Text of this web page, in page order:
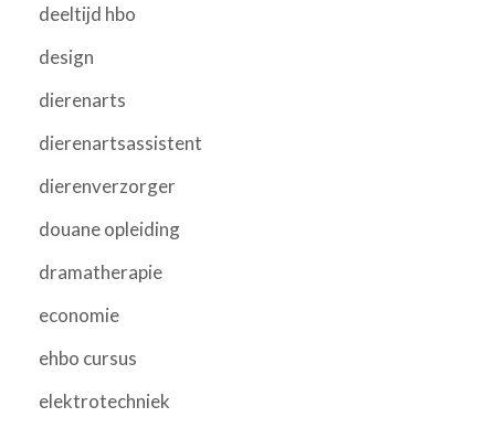
deeltijd hbo
design
dierenarts
dierenartsassistent
dierenverzorger
douane opleiding
dramatherapie
economie
ehbo cursus
elektrotechniek